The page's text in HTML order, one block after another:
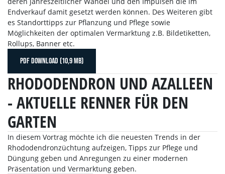
Endverkauf damit gesetzt werden können. Des Weiteren gibt
es Standorttipps zur Pflanzung und Pflege sowie
Möglichkeiten der optimalen Vermarktung z.B. Bildetiketten,
Rollups, Banner etc.
PDF DOWNLOAD (10,9 MB)
RHODODENDRON UND AZALLEEN
- AKTUELLE RENNER FÜR DEN
GARTEN
In diesem Vortrag möchte ich die neuesten Trends in der
Rhododendronzüchtung aufzeigen, Tipps zur Pflege und
Düngung geben und Anregungen zu einer modernen
Präsentation und Vermarktung geben.